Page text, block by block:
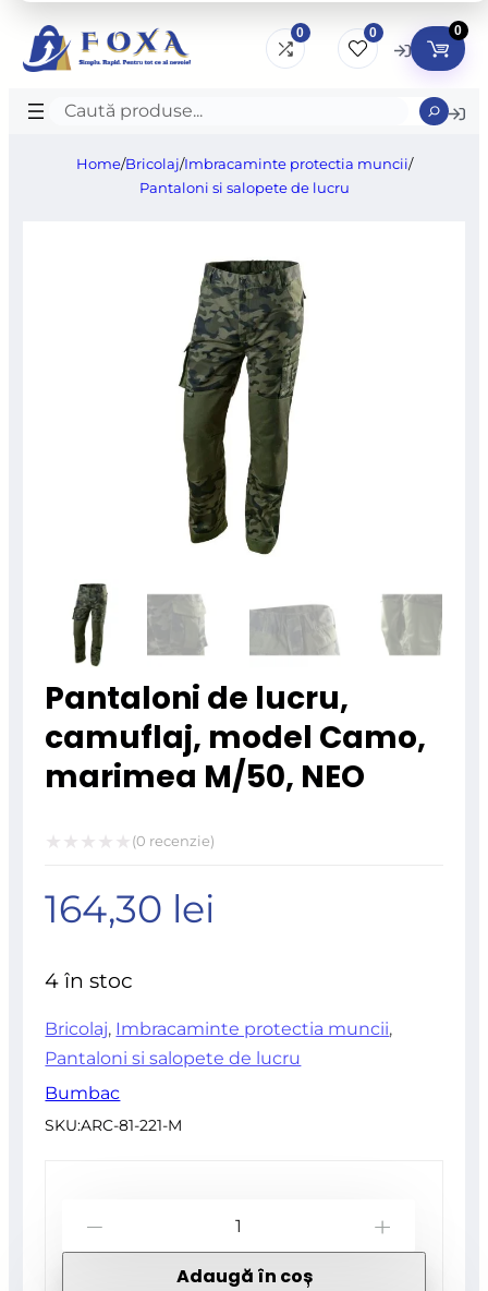
0 0 0
Caută
Home/Bricolaj/Imbracaminte protectia muncii/
Pantaloni si salopete de lucru
Pantaloni de lucru,
camuflaj, model Camo,
marimea M/50, NEO
la
(0 recenzie)
164,30 lei
4 în stoc
Bricolaj, Imbracaminte protectia muncii,
Pantaloni si salopete de lucru
Bumbac
SKU:ARC-81-221-M
Pantaloni
Adaugă în coș